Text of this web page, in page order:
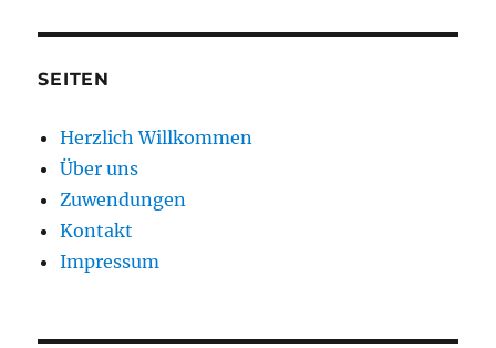
SEITEN
Herzlich Willkommen
Über uns
Zuwendungen
Kontakt
Impressum